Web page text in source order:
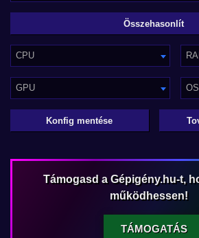
CPU
GPU OS
Konfig mentése
Támogasd a Gépigény.hu-t,
működhessen!
TÁMOGATÁS